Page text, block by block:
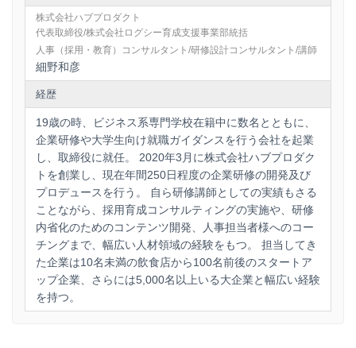
株式会社ハブプロダクト
代表取締役/株式会社ログシー育成支援事業部統括
人事（採用・教育）コンサルタント/研修設計コンサルタント/講師
細野和彦
経歴
19歳の時、ビジネス系専門学校在籍中に数名とともに、
企業研修や大学生向け就職ガイダンスを行う会社を起業
し、取締役に就任。 2020年3月に株式会社ハブプロダク
トを創業し、現在年間250日程度の企業研修の開発及び
プロデュースを行う。 自ら研修講師としての実績もさる
ことながら、採用育成コンサルティングの実施や、研修
内省化のためのコンテンツ開発、人事担当者様へのコー
チングまで、幅広い人材領域の経験をもつ。 担当してき
た企業は10名未満の飲食店から100名前後のスタートア
ップ企業、さらには5,000名以上いる大企業と幅広い経験
を持つ。